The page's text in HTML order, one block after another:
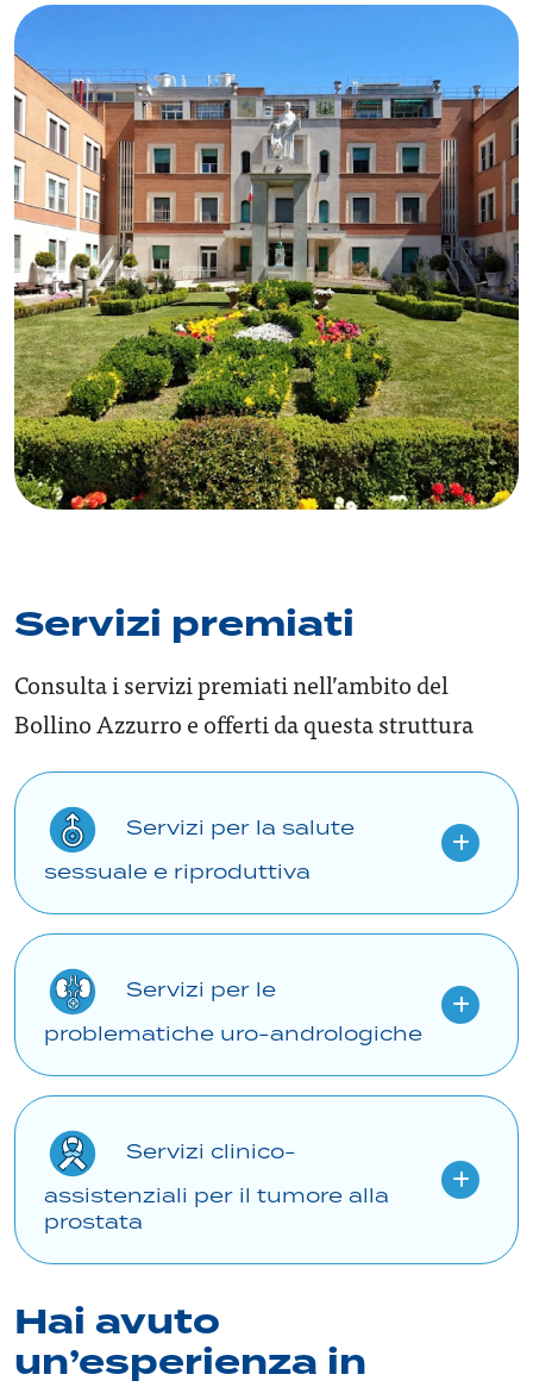
Servizi premiati
Consulta i servizi premiati nell’ambito del
Bollino Azzurro e offerti da questa struttura
sessuale e riproduttiva
problematiche uro-andrologiche
assistenziali per il tumore alla
prostata
Hai avuto
un’esperienza in